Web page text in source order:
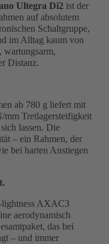
Ultegra Di2 ist der
auf absolutem
Schaltgruppe,
im Alltag kaum von
wartungsarm,
Distanz.
ab 780 g liefert mit
mm Tretlagersteifigkeit
lassen. Die
– ein Rahmen, der
bei harten Anstiegen
lightness AXAC3
aerodynamisch
das bei
– und immer